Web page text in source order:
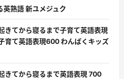
英熟語 新ユメジュク
きてから寝るまで子育て英語表現
育て英語表現600 わんぱくキッズ
きてから寝るまで英語表現 700